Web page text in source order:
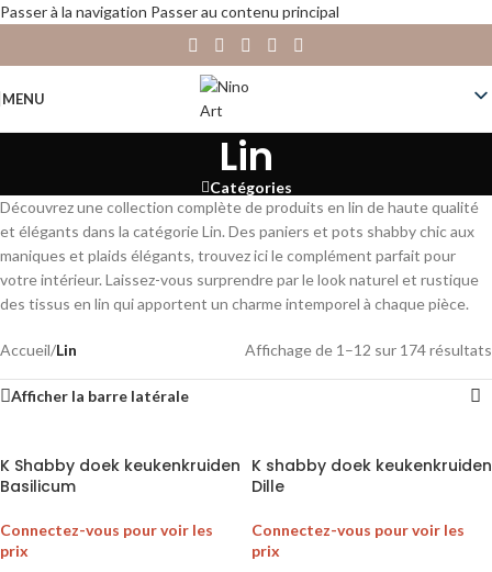
Passer à la navigation Passer au contenu principal
MENU
Lin
Catégories
Découvrez une collection complète de produits en lin de haute qualité
et élégants dans la catégorie Lin. Des paniers et pots shabby chic aux
maniques et plaids élégants, trouvez ici le complément parfait pour
votre intérieur. Laissez-vous surprendre par le look naturel et rustique
des tissus en lin qui apportent un charme intemporel à chaque pièce.
Accueil/Lin Affichage de 1–12 sur 174 résultats
Afficher la barre latérale
K Shabby doek keukenkruiden
Basilicum
Connectez-vous pour voir les
prix
K shabby doek keukenkruiden
Dille
Connectez-vous pour voir les
prix